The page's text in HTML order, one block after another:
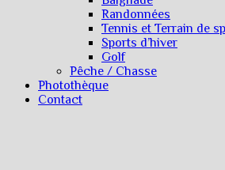
Randonnées
Tennis et Terrain de
Sports d’hiver
Golf
Pêche / Chasse
Photothèque
Contact